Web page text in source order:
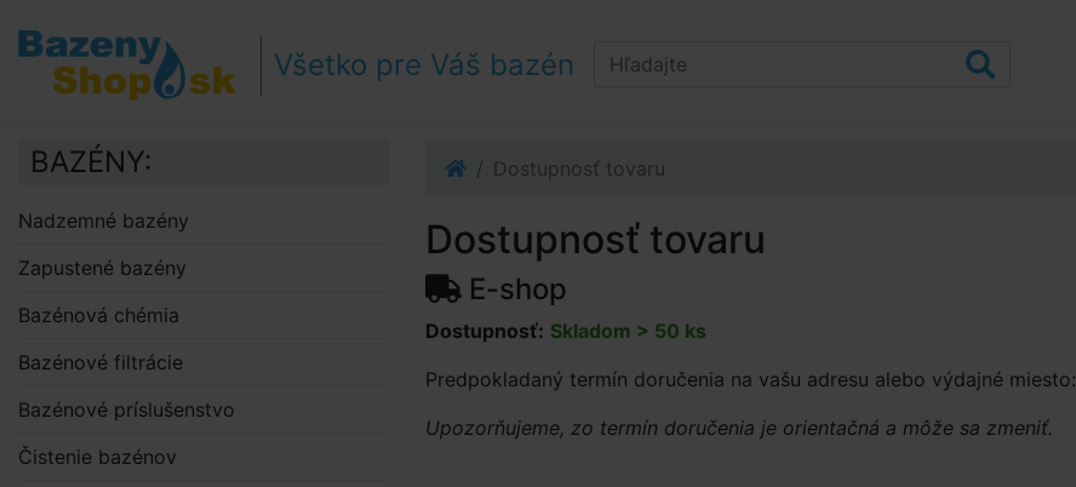
Prejsť na obsah
Prejsť k bočnému stĺpci
Klávesové skratky
Všetko pre Váš bazén
Dostupnosť tovaru
Dostupnosť tovaru
E-shop
Dostupnosť: Skladom > 50 ks
Predpokladaný termín doručenia na vašu adresu alebo výdajné miesto:
Upozorňujeme, zo termín doručenia je orientačná a môže sa zmeniť.
BAZÉNY:
Nadzemné bazény
Zapustené bazény
Bazénová chémia
Bazénové filtrácie
Bazénové príslušenstvo
Čistenie bazénov